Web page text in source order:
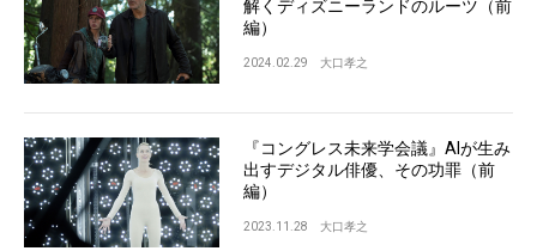
解くディズニーランドのルーツ（前
編）
2024.02.29 大口孝之
『コングレス未来学会議』AIが生み
出すデジタル俳優、その功罪（前
編）
2023.11.28 大口孝之